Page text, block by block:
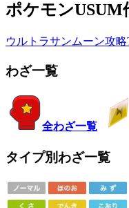
ポケモンUSUM
ウルトラサンムーン攻略
わざ一覧
全わざ一覧
タイプ別わざ一覧